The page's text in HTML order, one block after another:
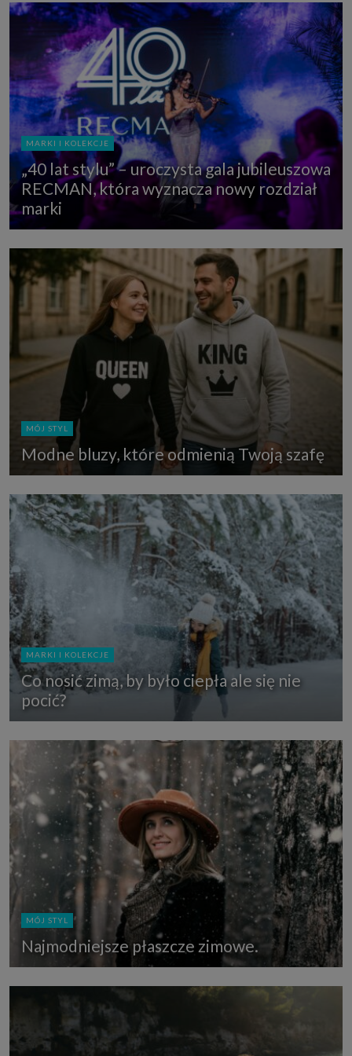
MARKI I KOLEKCJE
„40 lat stylu” – uroczysta gala jubileuszowa
RECMAN, która wyznacza nowy rozdział
marki
MÓJ STYL
Modne bluzy, które odmienią Twoją szafę
MARKI I KOLEKCJE
Co nosić zimą, by było ciepła ale się nie
pocić?
MÓJ STYL
Najmodniejsze płaszcze zimowe.